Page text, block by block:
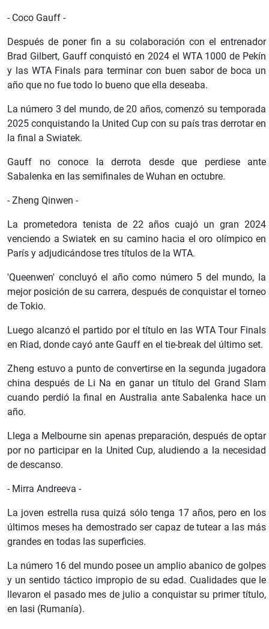
- Coco Gauff -
Después de poner fin a su colaboración con el entrenador
Brad Gilbert, Gauff conquistó en 2024 el WTA 1000 de Pekín
y las WTA Finals para terminar con buen sabor de boca un
año que no fue todo lo bueno que ella deseaba.
La número 3 del mundo, de 20 años, comenzó su temporada
2025 conquistando la United Cup con su país tras derrotar en
la final a Swiatek.
Gauff no conoce la derrota desde que perdiese ante
Sabalenka en las semifinales de Wuhan en octubre.
- Zheng Qinwen -
La prometedora tenista de 22 años cuajó un gran 2024
venciendo a Swiatek en su camino hacia el oro olímpico en
París y adjudicándose tres títulos de la WTA.
'Queenwen' concluyó el año como número 5 del mundo, la
mejor posición de su carrera, después de conquistar el torneo
de Tokio.
Luego alcanzó el partido por el título en las WTA Tour Finals
en Riad, donde cayó ante Gauff en el tie-break del último set.
Zheng estuvo a punto de convertirse en la segunda jugadora
china después de Li Na en ganar un título del Grand Slam
cuando perdió la final en Australia ante Sabalenka hace un
año.
Llega a Melbourne sin apenas preparación, después de optar
por no participar en la United Cup, aludiendo a la necesidad
de descanso.
- Mirra Andreeva -
La joven estrella rusa quizá sólo tenga 17 años, pero en los
últimos meses ha demostrado ser capaz de tutear a las más
grandes en todas las superficies.
La número 16 del mundo posee un amplio abanico de golpes
y un sentido táctico impropio de su edad. Cualidades que le
llevaron el pasado mes de julio a conquistar su primer título,
en Iasi (Rumanía).